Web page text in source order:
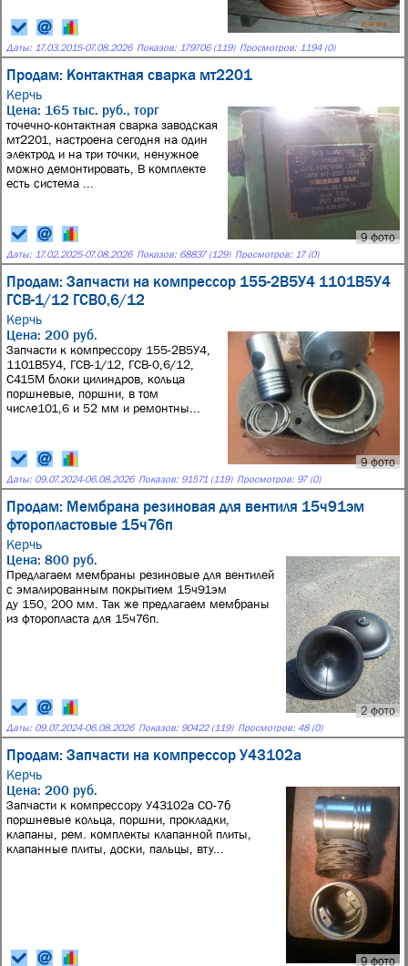
Даты: 17.03.2015-07.08.2026 Показов: 179706 (119) Просмотров: 1194 (0)
Продам: Контактная сварка мт2201
Керчь
9 фото
Цена: 165 тыс. руб., торг
точечно-контактная сварка заводская
мт2201, настроена сегодня на один
электрод и на три точки, ненужное
можно демонтировать, В комплекте
есть система ...
Даты: 17.02.2025-07.08.2026 Показов: 68837 (129) Просмотров: 17 (0)
Продам: Запчасти на компрессор 155-2В5У4 1101В5У4
ГСВ-1/12 ГСВ0,6/12
Керчь
9 фото
Цена: 200 руб.
Запчасти к компрессору 155-2В5У4,
1101В5У4, ГСВ-1/12, ГСВ-0,6/12,
С415М блоки цилиндров, кольца
поршневые, поршни, в том
числе101,6 и 52 мм и ремонтны...
Даты: 09.07.2024-06.08.2026 Показов: 91571 (119) Просмотров: 97 (0)
Продам: Мембрана резиновая для вентиля 15ч91эм
фторопластовые 15ч76п
Керчь
2 фото
Цена: 800 руб.
Предлагаем мембраны резиновые для вентилей
с эмалированным покрытием 15ч91эм
ду 150, 200 мм. Так же предлагаем мембраны
из фторопласта для 15ч76п.
Даты: 09.07.2024-06.08.2026 Показов: 90422 (119) Просмотров: 48 (0)
Продам: Запчасти на компрессор У43102а
Керчь
9 фото
Цена: 200 руб.
Запчасти к компрессору У43102а СО-7б
поршневые кольца, поршни, прокладки,
клапаны, рем. комплекты клапанной плиты,
клапанные плиты, доски, пальцы, вту...